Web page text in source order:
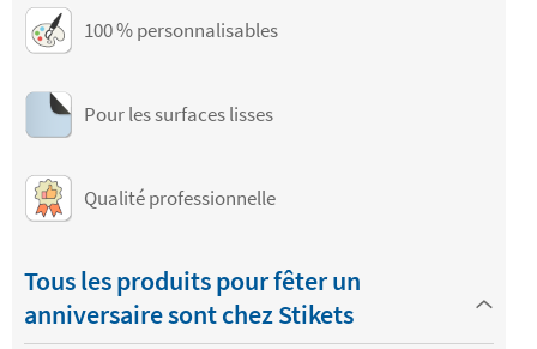
100 % personnalisables
Pour les surfaces lisses
Qualité professionnelle
Tous les produits pour fêter un
anniversaire sont chez Stikets